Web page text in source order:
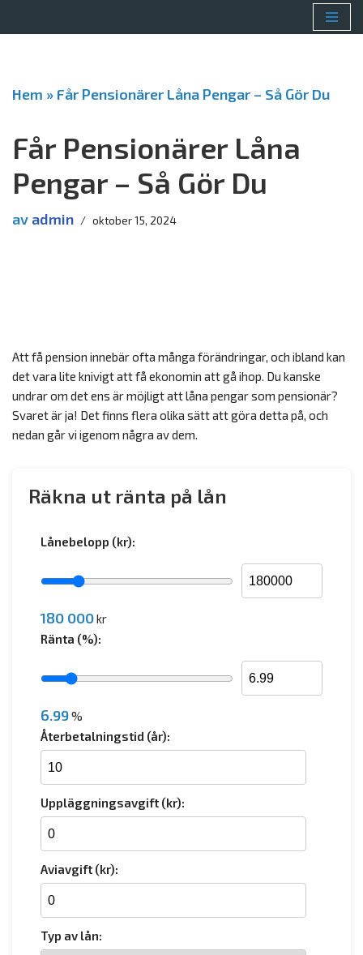
Hem » Får Pensionärer Låna Pengar – Så Gör Du
Får Pensionärer Låna
Pengar – Så Gör Du
av admin oktober 15, 2024
Att få pension innebär ofta många förändringar, och ibland kan
det vara lite knivigt att få ekonomin att gå ihop. Du kanske
undrar om det ens är möjligt att låna pengar som pensionär?
Svaret är ja! Det finns flera olika sätt att göra detta på, och
nedan går vi igenom några av dem.
Räkna ut ränta på lån
Lånebelopp (kr):
180 000kr
Ränta (%):
6.99%
Återbetalningstid (år):
Uppläggningsavgift (kr):
Aviavgift (kr):
Typ av lån: